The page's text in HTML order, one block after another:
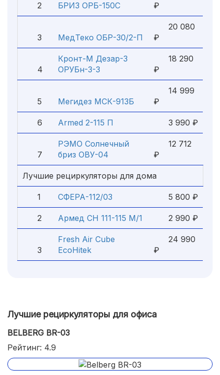
2 БРИЗ ОРБ-150С
₽
3 МедТеко ОБР-30/2-П
20 080
₽
4
Кронт-М Дезар-3
ОРУБн-3-3
18 290
₽
5 Мегидез МСК-913Б
14 999
₽
6 Armed 2-115 П 3 990 ₽
7
РЭМО Солнечный
бриз ОВУ-04
12 712
₽
Лучшие рециркуляторы для дома
1 СФЕРА-112/03 5 800 ₽
2 Армед СН 111-115 М/1 2 990 ₽
3
Fresh Air Cube
EcoHitek
24 990
₽
Лучшие рециркуляторы для офиса
BELBERG BR-03
Рейтинг: 4.9